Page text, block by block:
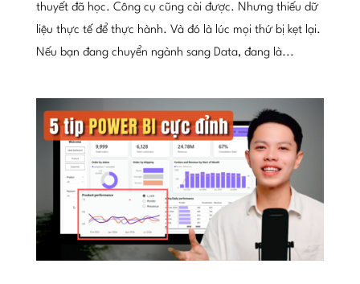
thuyết đã học. Công cụ cũng cài được. Nhưng thiếu dữ
liệu thực tế để thực hành. Và đó là lúc mọi thứ bị kẹt lại.
Nếu bạn đang chuyển ngành sang Data, đang là...